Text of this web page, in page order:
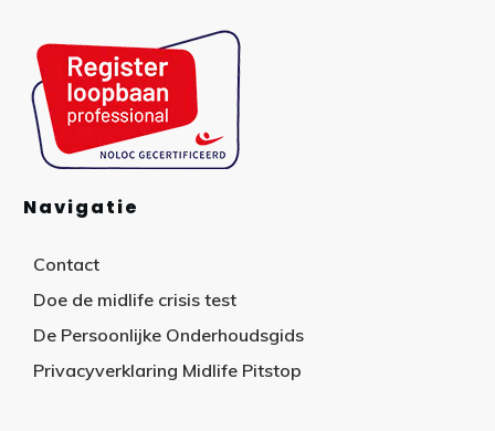
Navigatie
Contact
Doe de midlife crisis test
De Persoonlijke Onderhoudsgids
Privacyverklaring Midlife Pitstop